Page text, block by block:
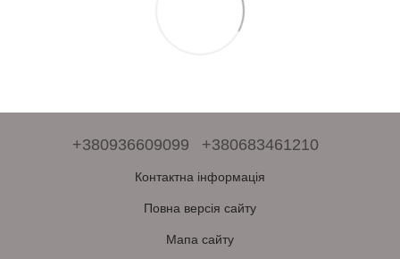
+380936609099 +380683461210
Контактна інформація
Повна версія сайту
Мапа сайту